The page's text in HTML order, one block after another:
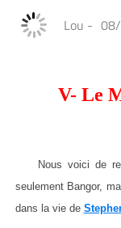
Lou -
V- Le
Nous voici de
seulement Bangor,
dans la vie de